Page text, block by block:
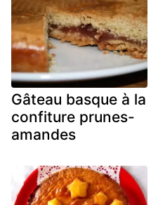
Gâteau basque à la
confiture prunes-
amandes